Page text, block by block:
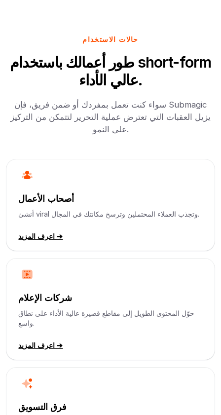
حالات الاستخدام
طور أعمالك باستخدام short-form
عالي الأداء.
سواء كنت تعمل بمفردك أو ضمن فريق، فإن Submagic
يزيل العقبات التي تعترض عملية التحرير لتتمكن من التركيز
على النمو.
أصحاب الأعمال
أنشئ viral وتجذب العملاء المحتملين وترسخ مكانتك في المجال.
اعرف المزيد ➔
شركات الإعلام
حوّل المحتوى الطويل إلى مقاطع قصيرة عالية الأداء على نطاق
واسع.
اعرف المزيد ➔
فرق التسويق